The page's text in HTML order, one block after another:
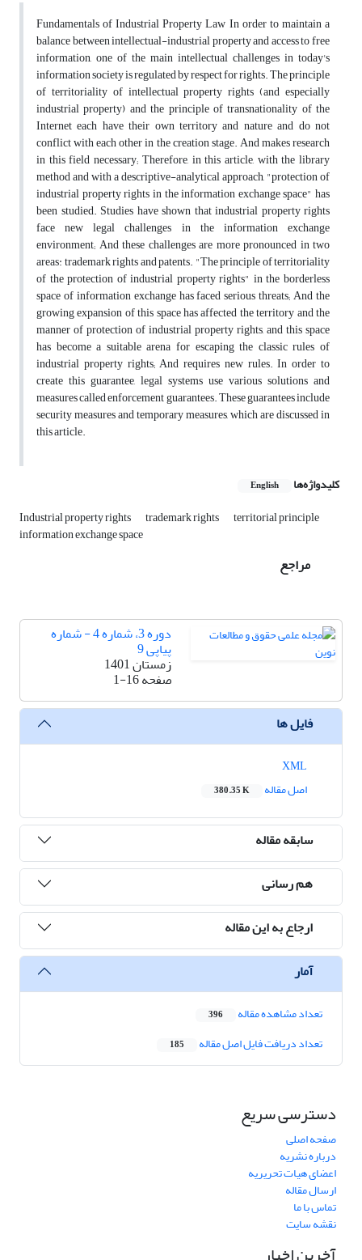
Fundamentals of Industrial Property Law In order to maintain a
balance between intellectual-industrial property and access to free
information, one of the main intellectual challenges in today's
information society is regulated by respect for rights. The principle
of territoriality of intellectual property rights (and especially
industrial property) and the principle of transnationality of the
Internet each have their own territory and nature and do not
conflict with each other in the creation stage. And makes research
in this field necessary; Therefore, in this article, with the library
method and with a descriptive-analytical approach, "protection of
industrial property rights in the information exchange space" has
been studied. Studies have shown that industrial property rights
face new legal challenges in the information exchange
environment; And these challenges are more pronounced in two
areas: trademark rights and patents. "The principle of territoriality
of the protection of industrial property rights" in the borderless
space of information exchange has faced serious threats; And the
growing expansion of this space has affected the territory and the
manner of protection of industrial property rights, and this space
has become a suitable arena for escaping the classic rules of
industrial property rights; And requires new rules. In order to
create this guarantee, legal systems use various solutions and
measures called enforcement guarantees. These guarantees include
security measures and temporary measures, which are discussed in
this article.
کلیدواژه‌ها English
Industrial property rights trademark rights territorial principle
information exchange space
مراجع
دوره 3، شماره 4 - شماره
پیاپی 9
زمستان 1401
صفحه1-16
فایل ها
اصل مقاله
380.35 K
سابقه مقاله
هم رسانی
ارجاع به این مقاله
آمار
تعداد مشاهده مقاله 396
تعداد دریافت فایل اصل مقاله 185
دسترسی سریع
صفحه اصلی
درباره نشریه
اعضای هیات تحریریه
ارسال مقاله
تماس با ما
نقشه سایت